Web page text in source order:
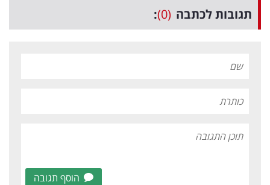
תגובות לכתבה (0)
:
הוסף תגובה